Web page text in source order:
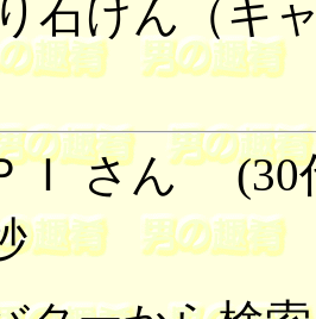
石けん（キ
Ｉ さん